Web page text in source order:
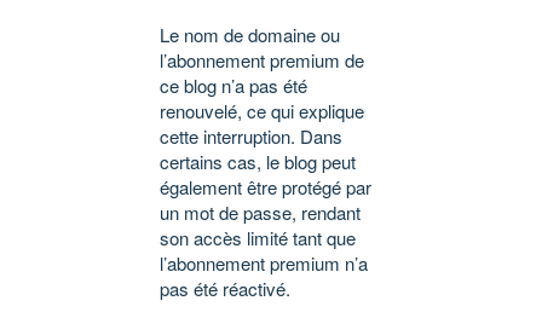
Le nom de domaine ou
l’abonnement premium de
ce blog n’a pas été
renouvelé, ce qui explique
cette interruption. Dans
certains cas, le blog peut
également être protégé par
un mot de passe, rendant
son accès limité tant que
l’abonnement premium n’a
pas été réactivé.